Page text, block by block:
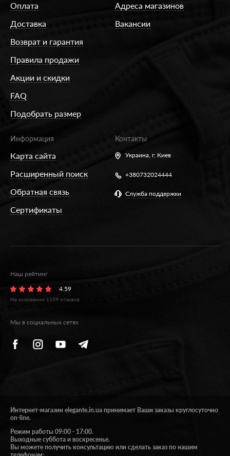
Оплата
Доставка
Возврат и гарантия
Правила продажи
Акции и скидки
FAQ
Подобрать размер
Адреса магазинов
Вакансии
Информация
Карта сайта
Расширенный поиск
Обратная связь
Сертификаты
Контакты
Украина, г. Киев
+380732024444
Служба поддержки
Наш рейтинг
4.59
На основании 1159 отзывов
Мы в социальных сетях
Интернет-магазин elegante.in.ua принимает Ваши заказы круглосуточно
on-line.
Режим работы 09:00 - 17:00.
Выходные суббота и воскресенье.
Вы можете получить консультацию или сделать заказ по нашим